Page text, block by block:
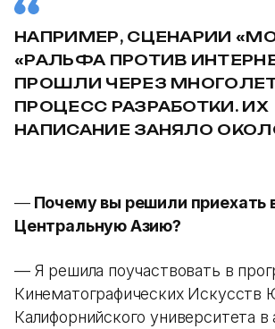
НАПРИМЕР, СЦЕНАРИИ
«РАЛЬФА ПРОТИВ
ПРОШЛИ ЧЕРЕЗ
ПРОЦЕСС РАЗРАБОТКИ. ИХ
НАПИСАНИЕ ЗАНЯЛО
—Почему вы решили приехать
Центральную Азию?
— Я решила поучаствовать в
Кинематографических Искусств
Калифорнийского университета в